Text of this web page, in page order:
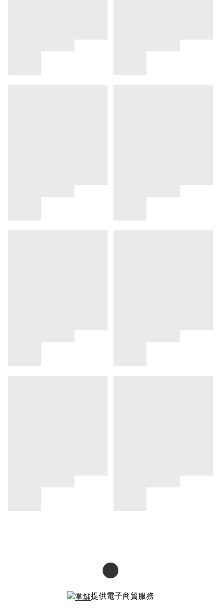
提供電子商貿服務